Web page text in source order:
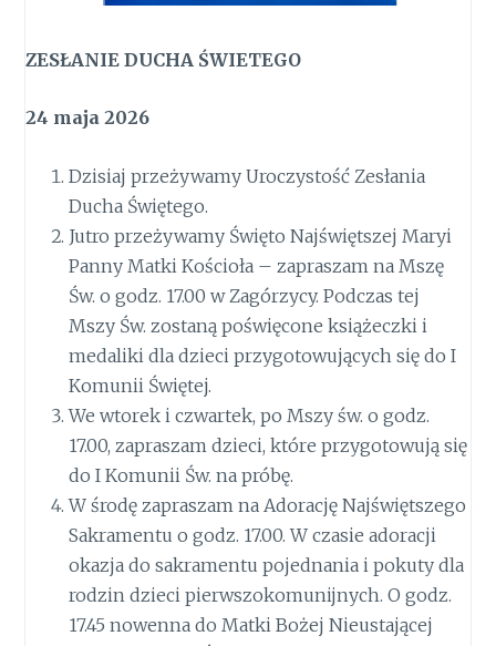
ZESŁANIE DUCHA ŚWIETEGO
24 maja 2026
Dzisiaj przeżywamy Uroczystość Zesłania
Ducha Świętego.
Jutro przeżywamy Święto Najświętszej Maryi
Panny Matki Kościoła – zapraszam na Mszę
Św. o godz. 17.00 w Zagórzycy. Podczas tej
Mszy Św. zostaną poświęcone książeczki i
medaliki dla dzieci przygotowujących się do I
Komunii Świętej.
We wtorek i czwartek, po Mszy św. o godz.
17.00, zapraszam dzieci, które przygotowują się
do I Komunii Św. na próbę.
W środę zapraszam na Adorację Najświętszego
Sakramentu o godz. 17.00. W czasie adoracji
okazja do sakramentu pojednania i pokuty dla
rodzin dzieci pierwszokomunijnych. O godz.
17.45 nowenna do Matki Bożej Nieustającej